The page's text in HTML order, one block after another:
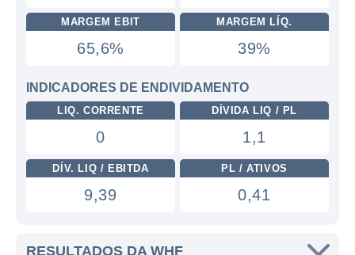
MARGEM EBIT
65,6%
MARGEM LÍQ.
39%
INDICADORES DE ENDIVIDAMENTO
LIQ. CORRENTE
0
DÍVIDA LIQ / PL
1,1
DÍV. LIQ / EBITDA
9,39
PL / ATIVOS
0,41
RESULTADOS DA WHF